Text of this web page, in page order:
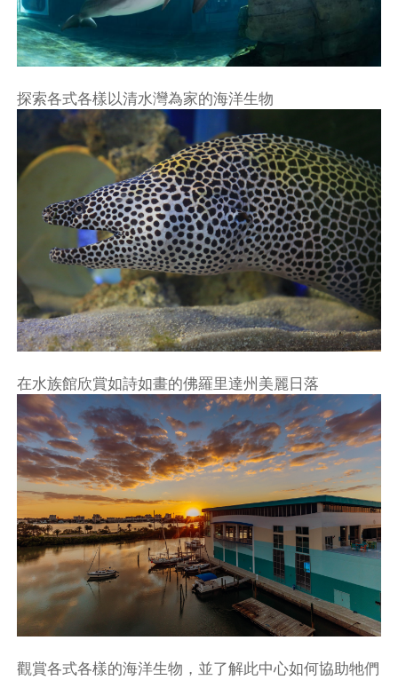
探索各式各樣以清水灣為家的海洋生物
在水族館欣賞如詩如畫的佛羅里達州美麗日落
觀賞各式各樣的海洋生物，並了解此中心如何協助牠們